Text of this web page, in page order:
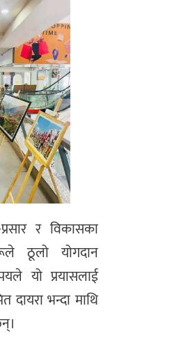
र विकासका
ठूलो योगदान
यो प्रयासलाई
दायरा भन्दा माथि